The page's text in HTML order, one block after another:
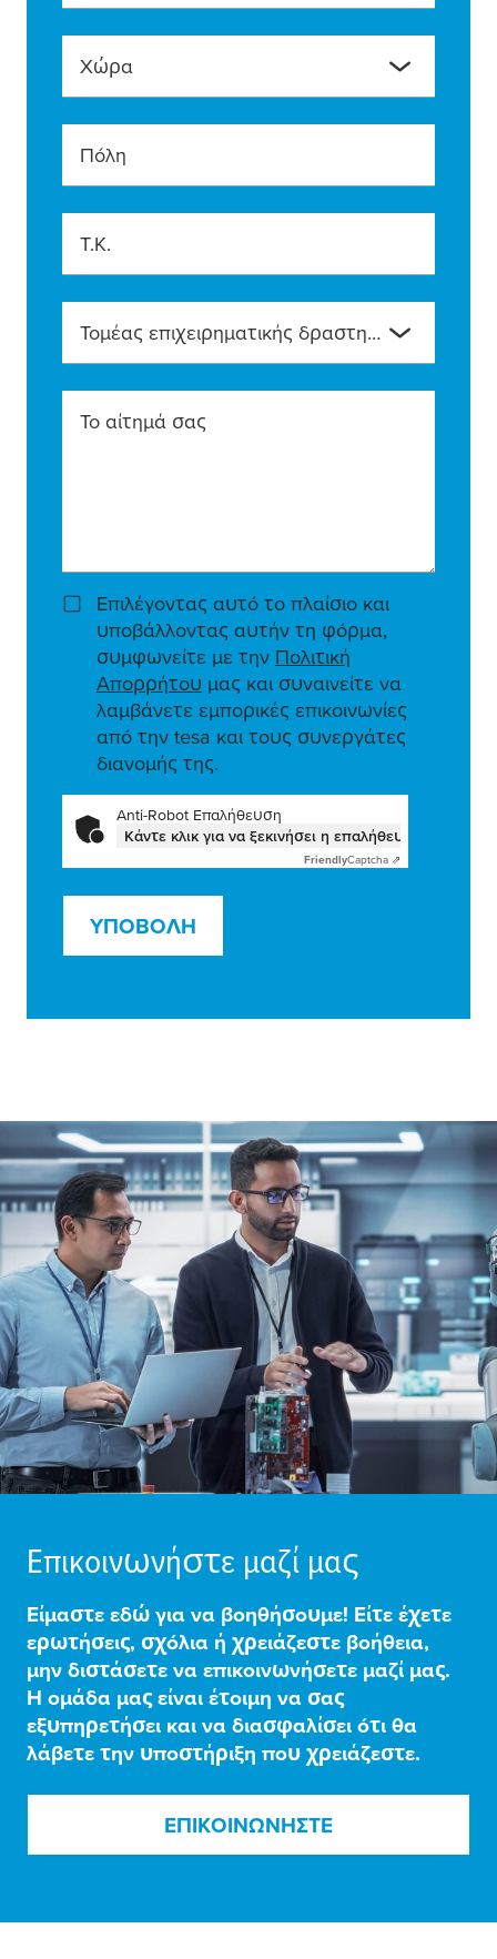
Χώρα
Πόλη
T.K.
Τομέας επιχειρηματικής δραστηριότητας
Το αίτημά σας
Επιλέγοντας αυτό το πλαίσιο και
υποβάλλοντας αυτήν τη φόρμα,
συμφωνείτε με την Πολιτική
Απορρήτου μας και συναινείτε να
λαμβάνετε εμπορικές επικοινωνίες
από την tesa και τους συνεργάτες
διανομής της.
Anti-Robot Επαλήθευση
Κάντε κλικ για να ξεκινήσει η επαλήθευση
FriendlyCaptcha ⇗
ΥΠΟΒΟΛΉ
Επικοινωνήστε μαζί μας
Είμαστε εδώ για να βοηθήσουμε! Είτε έχετε
ερωτήσεις, σχόλια ή χρειάζεστε βοήθεια,
μην διστάσετε να επικοινωνήσετε μαζί μας.
Η ομάδα μας είναι έτοιμη να σας
εξυπηρετήσει και να διασφαλίσει ότι θα
λάβετε την υποστήριξη που χρειάζεστε.
ΕΠΙΚΟΙΝΩΝΉΣΤΕ